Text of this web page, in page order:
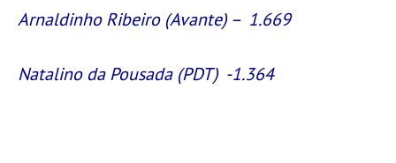
Arnaldinho Ribeiro (Avante) – 1.669
Natalino da Pousada (PDT) -1.364